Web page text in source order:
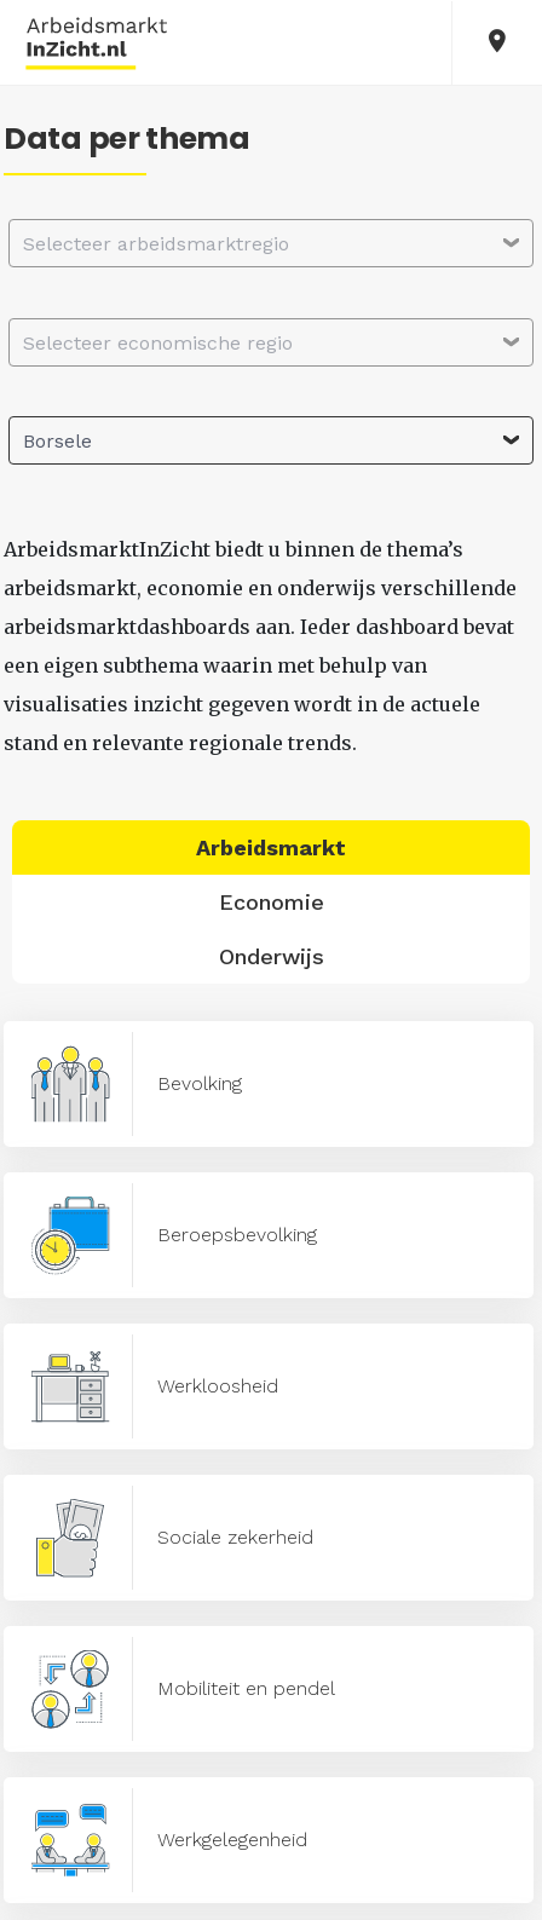
Data per thema
Selecteer arbeidsmarktregio
Selecteer economische regio
Borsele
ArbeidsmarktInZicht biedt u binnen de thema’s
arbeidsmarkt, economie en onderwijs verschillende
arbeidsmarktdashboards aan. Ieder dashboard bevat
een eigen subthema waarin met behulp van
visualisaties inzicht gegeven wordt in de actuele
stand en relevante regionale trends.
Arbeidsmarkt
Economie
Onderwijs
Bevolking
Beroepsbevolking
Werkloosheid
Sociale zekerheid
Mobiliteit en pendel
Werkgelegenheid